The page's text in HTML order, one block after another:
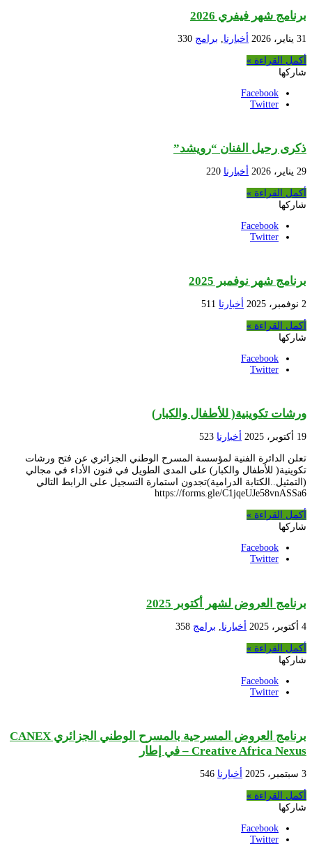
برنامج شهر فيفري 2026
31 يناير، 2026 أخبارنا برامج 330
أكمل القراءة »
شاركها
Facebook
Twitter
ذكرى رحيل الفنان “رويشد”
29 يناير، 2026 أخبارنا 220
أكمل القراءة »
شاركها
Facebook
Twitter
برنامج شهر نوفمبر 2025
2 نوفمبر، 2025 أخبارنا 511
أكمل القراءة »
شاركها
Facebook
Twitter
ورشات تكوينية( للأطفال والكبار)
19 أكتوبر، 2025 أخبارنا 523
تعلن الدائرة الفنية لمؤسسة المسرح الوطني الجزائري عن فتح ورشات
تكوينية( للأطفال والكبار) على المدى الطويل في فنون الأداء في مجالي
(التمثيل..الكتابة الدرامية)تجدون استمارة التسجيل على الرابط التالي
https://forms.gle/C1jqeUJe58vnASSa6
أكمل القراءة »
شاركها
Facebook
Twitter
برنامج العروض لشهر أكتوبر 2025
4 أكتوبر، 2025 أخبارنا برامج 358
أكمل القراءة »
شاركها
Facebook
Twitter
برنامج العروض المسرحية بالمسرح الوطني الجزائري CANEX
– Creative Africa Nexus في إطار
3 سبتمبر، 2025 أخبارنا 546
أكمل القراءة »
شاركها
Facebook
Twitter